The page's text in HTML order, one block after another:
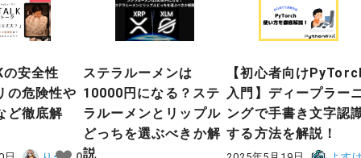
安全性
の危険性や
ど徹底解
ステラルーメンは
10000円になる？ステ
ラルーメンとリップル
どっちを選ぶべきか解
説
【初心者向け
入門】ディープラー
ングで手書き文字認
する方法を解説！